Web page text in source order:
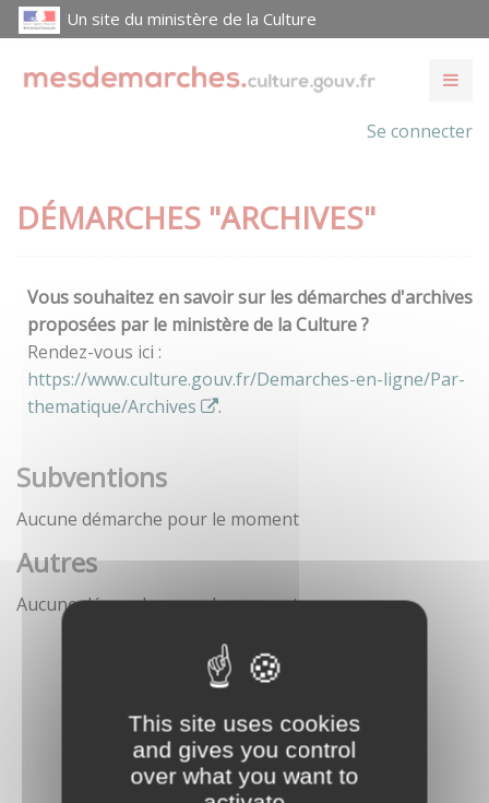
This site uses cookies
and gives you control
over what you want to
Un site du ministère de la Culture
Se connecter
DÉMARCHES "ARCHIVES"
Vous souhaitez en savoir sur les démarches d'archives
proposées par le ministère de la Culture ?
Rendez-vous ici :
https://www.culture.gouv.fr/Demarches-en-ligne/Par-
thematique/Archives
.
Subventions
Aucune démarche pour le moment
Autres
Aucune démarche pour le moment